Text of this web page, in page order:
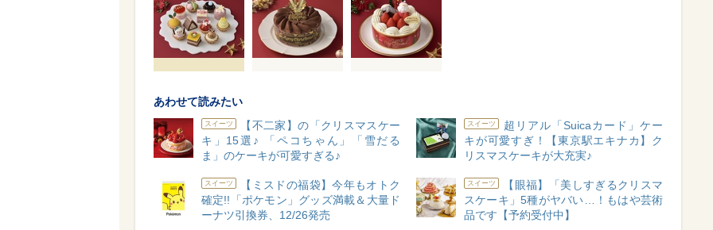
あわせて読みたい
スイーツ
【不二家】の「クリスマスケー
キ」15選♪ 「ペコちゃん」「雪だる
ま」のケーキが可愛すぎる♪
スイーツ
超リアル「Suicaカード」ケー
キが可愛すぎ！【東京駅エキナカ】ク
リスマスケーキが大充実♪
スイーツ
【ミスドの福袋】今年もオトク
確定!!「ポケモン」グッズ満載＆大量ド
ーナツ引換券、12/26発売
スイーツ
【眼福】「美しすぎるクリスマ
スケーキ」5種がヤバい…！もはや芸術
品です【予約受付中】